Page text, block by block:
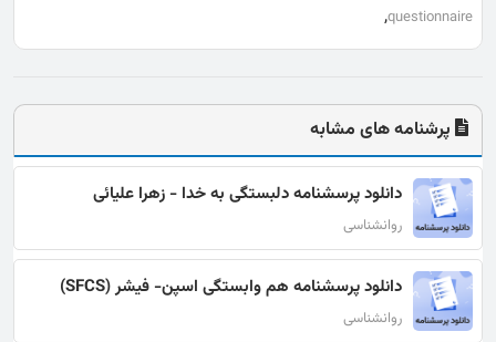
questionnaire
,
پرشنامه های مشابه
دانلود پرسشنامه دلبستگی به خدا - زهرا علیائی
روانشناسی
دانلود پرسشنامه هم وابستگی اسپن- فیشر (SFCS)
روانشناسی